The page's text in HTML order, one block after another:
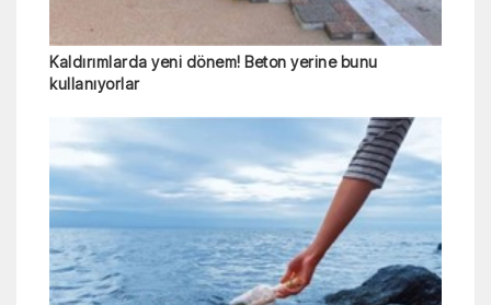
Kaldırımlarda yeni dönem! Beton yerine bunu
kullanıyorlar